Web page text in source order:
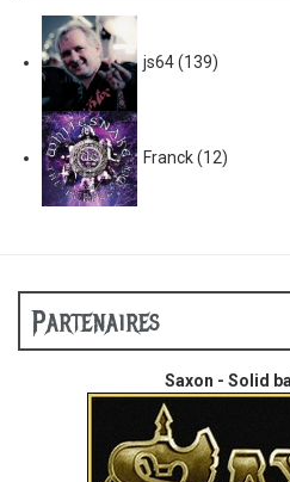
js64(139)
Franck(12)
Partenaires
Saxon - Solid